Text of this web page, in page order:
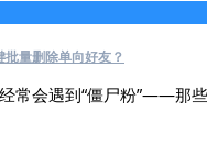
量删除单向好友？
常会遇到“僵尸粉”——那